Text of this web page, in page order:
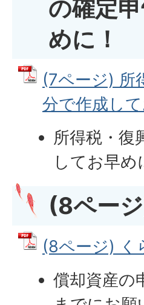
の確定
めに！
(7ページ) 所
分で作成し
所得税・復
してお早め
(8ペー
(8ページ) く
償却資産の